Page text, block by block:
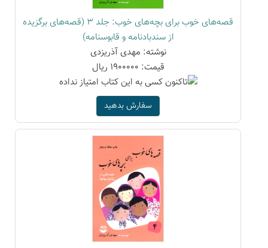
قصه‌های خوب برای بچه‌های خوب: جلد 3 (قصه‌های برگزیده
از سندبادنامه و قابوسنامه)
نوشته: مهدی آذریزدی
قیمت: 1900000 ریال
سفارش بدهید